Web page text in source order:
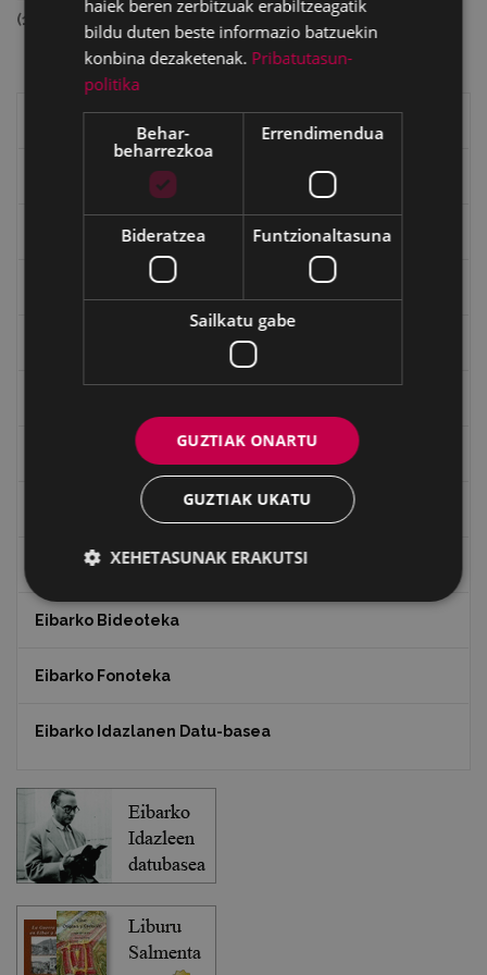
(13325582 bytes)
"Eibar" rebista sarean
Goi Argi aldizkaria
"Gure Herria" aldizkaria
Txostenak eta dokumentuak
EXFIBAR
Eibarko Bideoteka
Eibarko Fonoteka
Eibarko Idazlanen Datu-basea
haiek beren zerbitzuak erabiltzeagatik
bildu duten beste informazio batzuekin
konbina dezaketenak. Pribatutasun-
politika
Behar-
beharrezkoa
Errendimendua
Bideratzea Funtzionaltasuna
Sailkatu gabe
GUZTIAK ONARTU
GUZTIAK UKATU
XEHETASUNAK ERAKUTSI